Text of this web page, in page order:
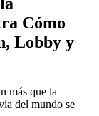
Cómo
Lobby y
más que la
del mundo se